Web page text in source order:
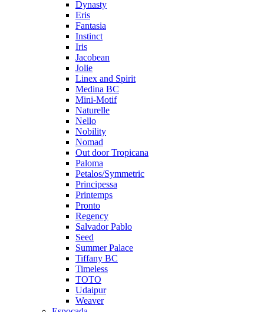
Dynasty
Eris
Fantasia
Instinct
Iris
Jacobean
Jolie
Linex and Spirit
Medina BC
Mini-Motif
Naturelle
Nello
Nobility
Nomad
Out door Tropicana
Paloma
Petalos/Symmetric
Principessa
Printemps
Pronto
Regency
Salvador Pablo
Seed
Summer Palace
Tiffany BC
Timeless
TOTO
Udaipur
Weaver